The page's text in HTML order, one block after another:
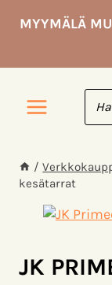
sisältöön
MYYMÄLÄ
/
kesätarrat
JK